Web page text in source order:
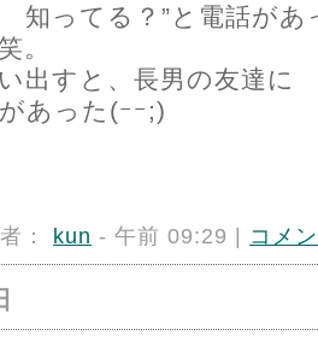
ってる？”と電話があ
。
出すと、長男の友達に
あった(ｰｰ;)
： kun - 午前 09:29 | コメ